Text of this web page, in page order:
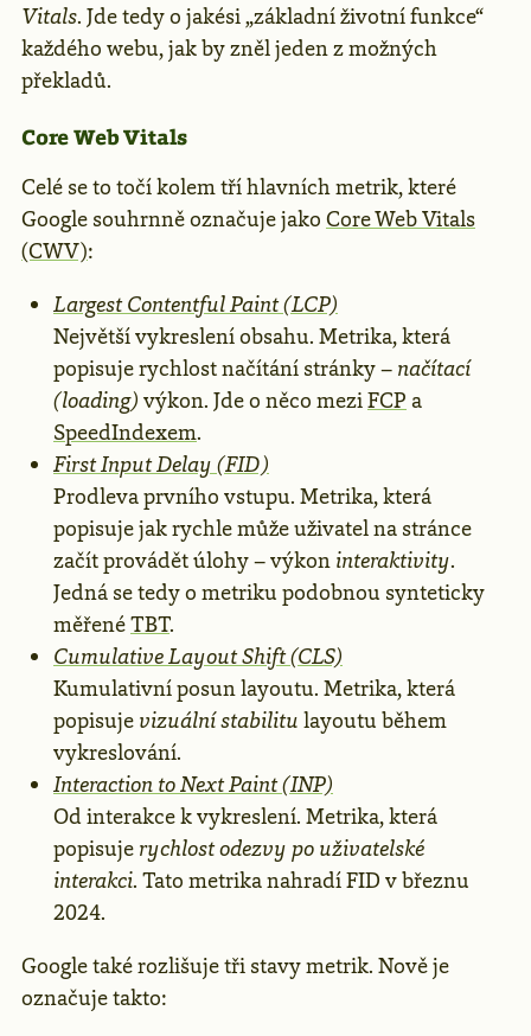
Vitals. Jde tedy o jakési „základní životní funkce“
každého webu, jak by zněl jeden z možných
překladů.
Core Web Vitals
Celé se to točí kolem tří hlavních metrik, které
Google souhrnně označuje jako Core Web Vitals
(CWV):
Largest Contentful Paint (LCP)
Největší vykreslení obsahu. Metrika, která
popisuje rychlost načítání stránky – načítací
(loading) výkon. Jde o něco meziFCP a
SpeedIndexem.
First Input Delay (FID)
Prodleva prvního vstupu. Metrika, která
popisuje jak rychle může uživatel na stránce
začít provádět úlohy – výkon interaktivity.
Jedná se tedy o metriku podobnou synteticky
měřenéTBT.
Cumulative Layout Shift (CLS)
Kumulativní posun layoutu. Metrika, která
popisuje vizuální stabilitu layoutu během
vykreslování.
Interaction to Next Paint (INP)
Od interakce k vykreslení. Metrika, která
popisuje rychlost odezvy po uživatelské
interakci. Tato metrika nahradí FID v březnu
2024.
Google také rozlišuje tři stavy metrik. Nově je
označuje takto: